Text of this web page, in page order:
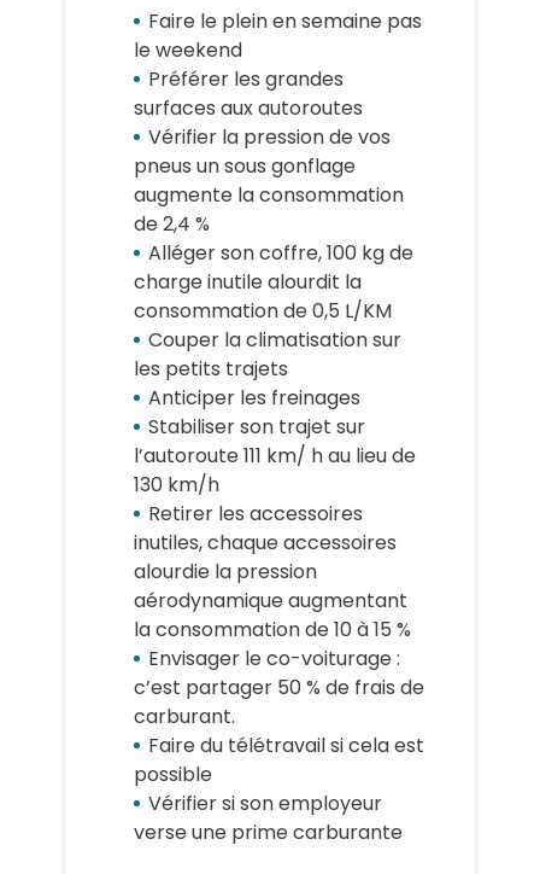
Faire le plein en semaine pas
le weekend
Préférer les grandes
surfaces aux autoroutes
Vérifier la pression de vos
pneus un sous gonflage
augmente la consommation
de 2,4 %
Alléger son coffre, 100 kg de
charge inutile alourdit la
consommation de 0,5 L/KM
Couper la climatisation sur
les petits trajets
Anticiper les freinages
Stabiliser son trajet sur
l’autoroute 111 km/ h au lieu de
130 km/h
Retirer les accessoires
inutiles, chaque accessoires
alourdie la pression
aérodynamique augmentant
la consommation de 10 à 15 %
Envisager le co-voiturage :
c’est partager 50 % de frais de
carburant.
Faire du télétravail si cela est
possible
Vérifier si son employeur
verse une prime carburante